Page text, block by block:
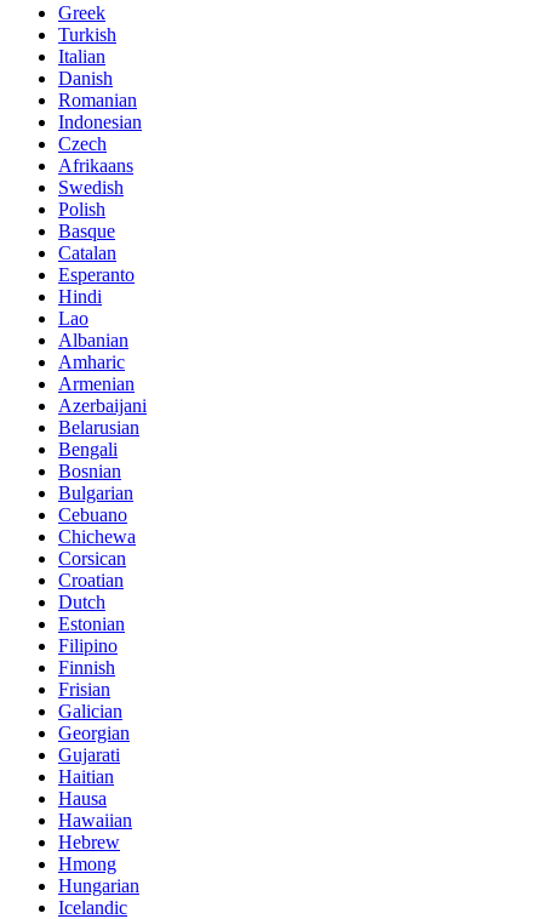
Greek
Turkish
Italian
Danish
Romanian
Indonesian
Czech
Afrikaans
Swedish
Polish
Basque
Catalan
Esperanto
Hindi
Lao
Albanian
Amharic
Armenian
Azerbaijani
Belarusian
Bengali
Bosnian
Bulgarian
Cebuano
Chichewa
Corsican
Croatian
Dutch
Estonian
Filipino
Finnish
Frisian
Galician
Georgian
Gujarati
Haitian
Hausa
Hawaiian
Hebrew
Hmong
Hungarian
Icelandic